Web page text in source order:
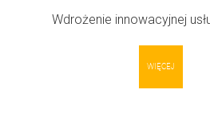
Wdrożenie innowacyjnej
WIĘCEJ